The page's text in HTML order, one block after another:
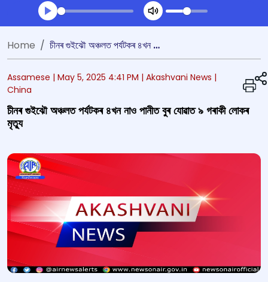
Transcript summary
খেলা অডিঅ' দপুুরের খবর
Home চীনৰ গুইঝৌ অঞ্চলত পৰ্যটকৰ ৪খন নাও পানীত বুৰ যোৱাত ৯ গৰাকী লোকৰ মৃত্যু
Assamese | May 5, 2025 4:41 PM | Akashvani News |
China
চীনৰ গুইঝৌ অঞ্চলত পৰ্যটকৰ ৪খন নাও পানীত বুৰ যোৱাত ৯ গৰাকী লোকৰ
মৃত্যু